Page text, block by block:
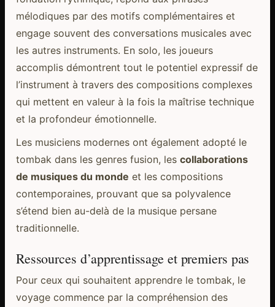
mélodiques par des motifs complémentaires et
engage souvent des conversations musicales avec
les autres instruments. En solo, les joueurs
accomplis démontrent tout le potentiel expressif de
l’instrument à travers des compositions complexes
qui mettent en valeur à la fois la maîtrise technique
et la profondeur émotionnelle.
Les musiciens modernes ont également adopté le
tombak dans les genres fusion, les collaborations
de musiques du monde et les compositions
contemporaines, prouvant que sa polyvalence
s’étend bien au-delà de la musique persane
traditionnelle.
Ressources d’apprentissage et premiers pas
Pour ceux qui souhaitent apprendre le tombak, le
voyage commence par la compréhension des